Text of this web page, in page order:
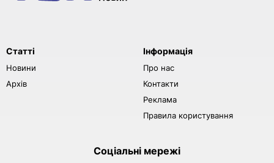
Статті
Новини
Архів
Інформація
Про нас
Контакти
Реклама
Правила користування
Соціальні мережі